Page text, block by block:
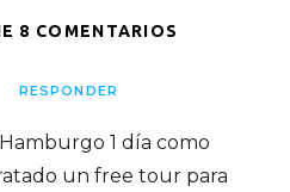
8 COMENTARIOS
RESPONDER
1 día como
un free tour para